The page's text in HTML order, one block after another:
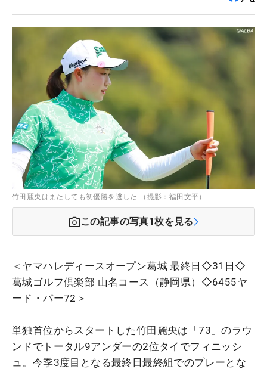
竹田麗央はまたしても初優勝を逃した （撮影：福田文平）
この記事の写真1枚を見る
＜ヤマハレディースオープン葛城 最終日◇31日◇
葛城ゴルフ倶楽部 山名コース（静岡県）◇6455ヤ
ード・パー72＞
単独首位からスタートした竹田麗央は「73」のラウ
ンドでトータル9アンダーの2位タイでフィニッシ
ュ。今季3度目となる最終日最終組でのプレーとな